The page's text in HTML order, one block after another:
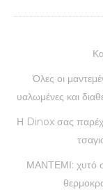
Όλες οι
υαλωμένες και
Η Dinox σας
ΜΑΝΤΕΜΙ: χυτό